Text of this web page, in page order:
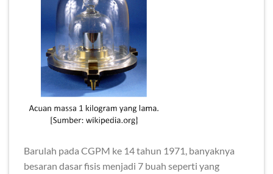
Barulah pada CGPM ke 14 tahun 1971, banyaknya
besaran dasar fisis menjadi 7 buah seperti yang